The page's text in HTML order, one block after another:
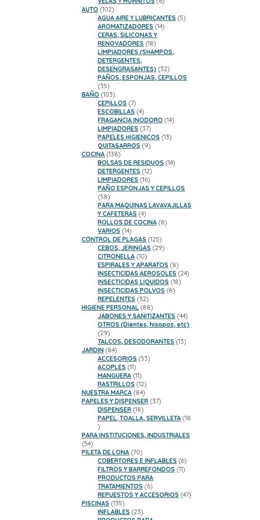
AUTO 102102
productos
AGUA AIRE Y LUBRICANTES 55
AROMATIZADORES 1414
CERAS, SILICONAS Y
RENOVADORES 1818
productos
LIMPIADORES (SHAMPOS,
DETERGENTES,
DESENGRASANTES) 3232
productos
PAÑOS, ESPONJAS, CEPILLOS
3535
productos
BAÑO 103103
productos
CEPILLOS 77
productos
ESCOBILLAS 44
productos
FRAGANCIA INODORO 1414
LIMPIADORES 3737
productos
PAPELES HIGIENICOS 1313
QUITASARROS 99
COCINA 138138
productos
BOLSAS DE RESIDUOS 1414
DETERGENTES 1212
productos
LIMPIADORES 1616
productos
PAÑO ESPONJAS Y CEPILLOS
5858
productos
PARA MAQUINAS LAVAVAJILLAS
Y CAFETERAS 44
productos
ROLLOS DE COCINA 88
VARIOS 1414
productos
CONTROL DE PLAGAS 125125
productos
CEBOS, JERINGAS 2929
CITRONELLA 1010
productos
ESPIRALES Y APARATOS 88
productos
INSECTICIDAS AEROSOLES 2424
INSECTICIDAS LIQUIDOS 1818
INSECTICIDAS POLVOS 88
REPELENTES 3232
productos
HIGIENE PERSONAL 8888
productos
JABONES Y SANITIZANTES 4444
productos
OTROS (Dientes, hisopos, etc)
2929
productos
TALCOS, DESODORANTES 1313
JARDIN 8484
productos
ACCESORIOS 5353
ACOPLES 1111
productos
MANGUERA 1111
productos
RASTRILLOS 1212
productos
NUESTRA MARCA 8484
productos
PAPELES Y DISPENSER 3737
DISPENSER 1818
productos
PAPEL, TOALLA, SERVILLETA 18
18
productos
PARA INSTITUCIONES, INDUSTRIALES
5454
productos
PILETA DE LONA 7070
productos
COBERTORES E INFLABLES 66
productos
FILTROS Y BARREFONDOS 1111
PRODUCTOS PARA
TRATAMIENTOS 66
productos
REPUESTOS Y ACCESORIOS 4747
PISCINAS 135135
productos
INFLABLES 2323